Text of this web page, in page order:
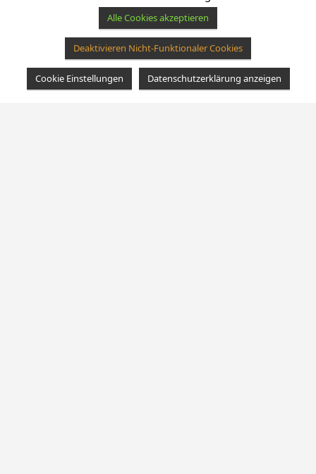
Alle Cookies akzeptieren
Deaktivieren Nicht-Funktionaler Cookies
Cookie Einstellungen Datenschutzerklärung anzeigen